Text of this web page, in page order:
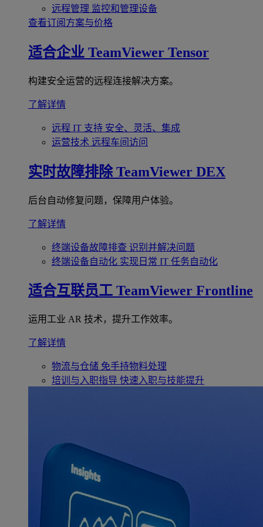
远程管理 监控和管理设备
查看订阅方案与价格
适合企业 TeamViewer Tensor
构建安全运营的远程连接解决方案。
了解详情
远程 IT 支持 安全、灵活、集成
运营技术 远程车间访问
实时故障排除 TeamViewer DEX
后台自动修复问题，保障用户体验。
了解详情
终端设备故障排查 识别并解决问题
终端设备自动化 实现日常 IT 任务自动化
适合互联员工 TeamViewer Frontline
运用工业 AR 技术，提升工作效率。
了解详情
物流与仓储 免手持物料处理
培训与入职指导 快速入职与技能提升